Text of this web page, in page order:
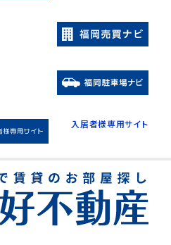
入居者様専用サイト